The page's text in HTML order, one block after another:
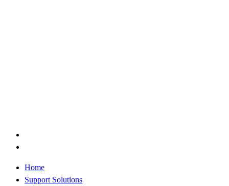
Home
Support Solutions